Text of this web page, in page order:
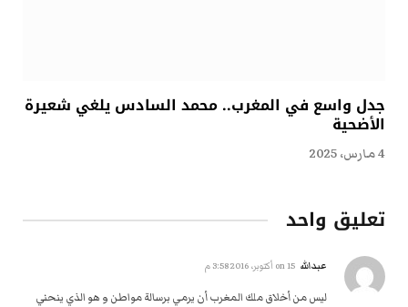
جدل واسع في المغرب.. محمد السادس يلغي شعيرة
الأضحية
4 مارس، 2025
تعليق واحد
عبدالله 15 أكتوبر، 2016 3:58 م
ليس من أخلاق ملك المغرب أن يرمي برسالة مواطن و هو الذي ينحني